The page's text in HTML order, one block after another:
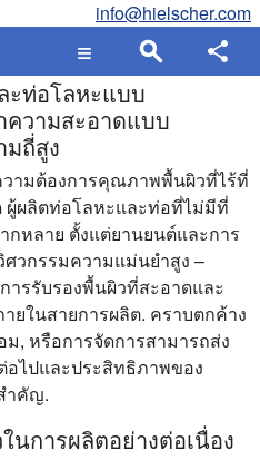
info@hielscher.com
ะท่อโลหะแบบ
ความสะอาดแบบ
มถี่สูง
ามต้องการคุณภาพพื้นผิวที่ไร้ที่
ผู้ผลิตท่อโลหะและท่อที่ไม่มีที่
หลาย ตั้งแต่ยานยนต์และการ
ศวกรรมความแม่นยำสูง –
รรับรองพื้นผิวที่สะอาดและ
ยในสายการผลิต. คราบตกค้าง
ม, หรือการจัดการสามารถส่ง
ไปและประสิทธิภาพของ
ำคัญ.
การผลิตอย่างต่อเนื่อง